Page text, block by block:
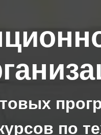
по